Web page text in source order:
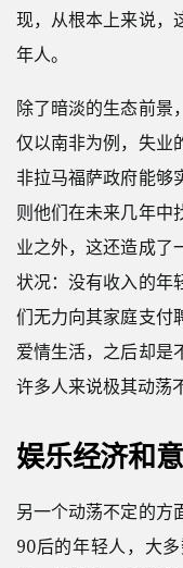
现，从根本上来说，
年人。
除了暗淡的生态前景
仅以南非为例，失业
非拉马福萨政府能够
则他们在未来几年中
业之外，这还造成了
状况：没有收入的年
们无力向其家庭支付
爱情生活，之后却是
许多人来说极其动荡
娱乐经济和
另一个动荡不定的方
90后的年轻人，大